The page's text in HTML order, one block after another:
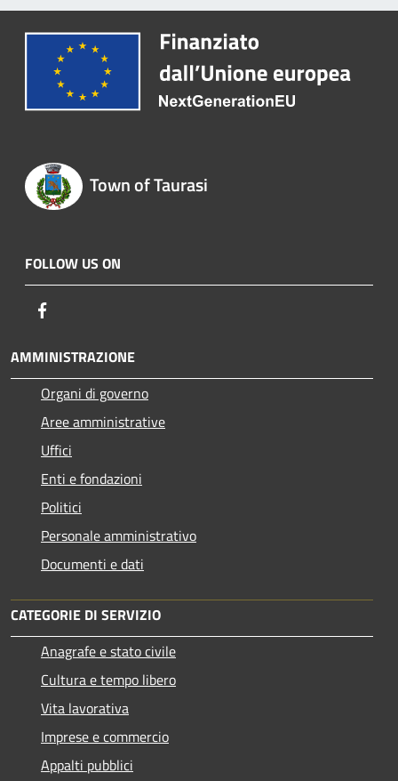
Town of Taurasi
FOLLOW US ON
AMMINISTRAZIONE
Organi di governo
Aree amministrative
Uffici
Enti e fondazioni
Politici
Personale amministrativo
Documenti e dati
CATEGORIE DI SERVIZIO
Anagrafe e stato civile
Cultura e tempo libero
Vita lavorativa
Imprese e commercio
Appalti pubblici